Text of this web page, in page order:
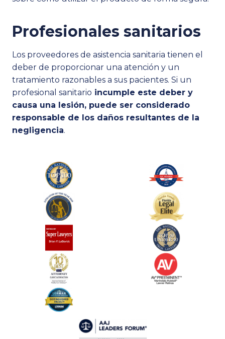
Profesionales sanitarios
Los proveedores de asistencia sanitaria tienen el
deber de proporcionar una atención y un
tratamiento razonables a sus pacientes. Si un
profesional sanitario incumple este deber y
causa una lesión, puede ser considerado
responsable de los daños resultantes de la
negligencia.